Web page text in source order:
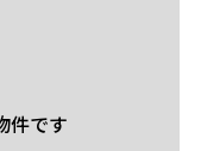
件です